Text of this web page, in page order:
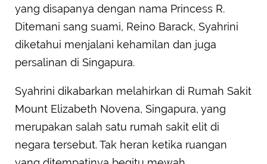
yang disapanya dengan nama Princess R.
Ditemani sang suami, Reino Barack, Syahrini
diketahui menjalani kehamilan dan juga
persalinan di Singapura.
Syahrini dikabarkan melahirkan di Rumah Sakit
Mount Elizabeth Novena, Singapura, yang
merupakan salah satu rumah sakit elit di
negara tersebut. Tak heran ketika ruangan